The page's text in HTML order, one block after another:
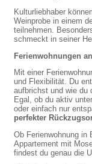
Kulturliebhaber
Weinprobe in einem
teilnehmen.
schmeckt in seiner
Ferienwohnungen
Mit einer
und Flexibilität. Du
aufbrichst und wie du
Egal, ob du aktiv
oder einfach nur
perfekter
Ob Ferienwohnung in
Appartement mit
findest du genau die